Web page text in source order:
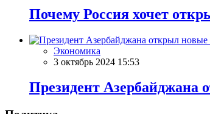
Почему Россия хочет
Экономика
3 октябрь 2024 15:53
Президент Азербайджана